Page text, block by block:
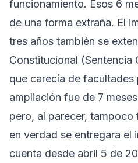
funcionamiento. Esos 6
de una forma extraña. El
tres años también se
Constitucional (Sentencia
que carecía de facultades
ampliación fue de 7
pero, al parecer,
en verdad se entregara el
cuenta desde abril 5 de